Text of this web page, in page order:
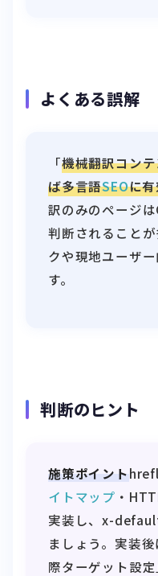
よくある誤解
「機械翻訳コン
ば多言語SEOに
訳のみのページ
判断されること
クや現地ユーザ
す。
判断のヒント
施策ポイント
イトマップ ・
実装し、x-
ましょう。実装
際ターゲット設